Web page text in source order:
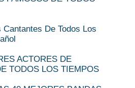
Cantantes De Todos Los
ACTORES DE
TODOS LOS TIEMPOS